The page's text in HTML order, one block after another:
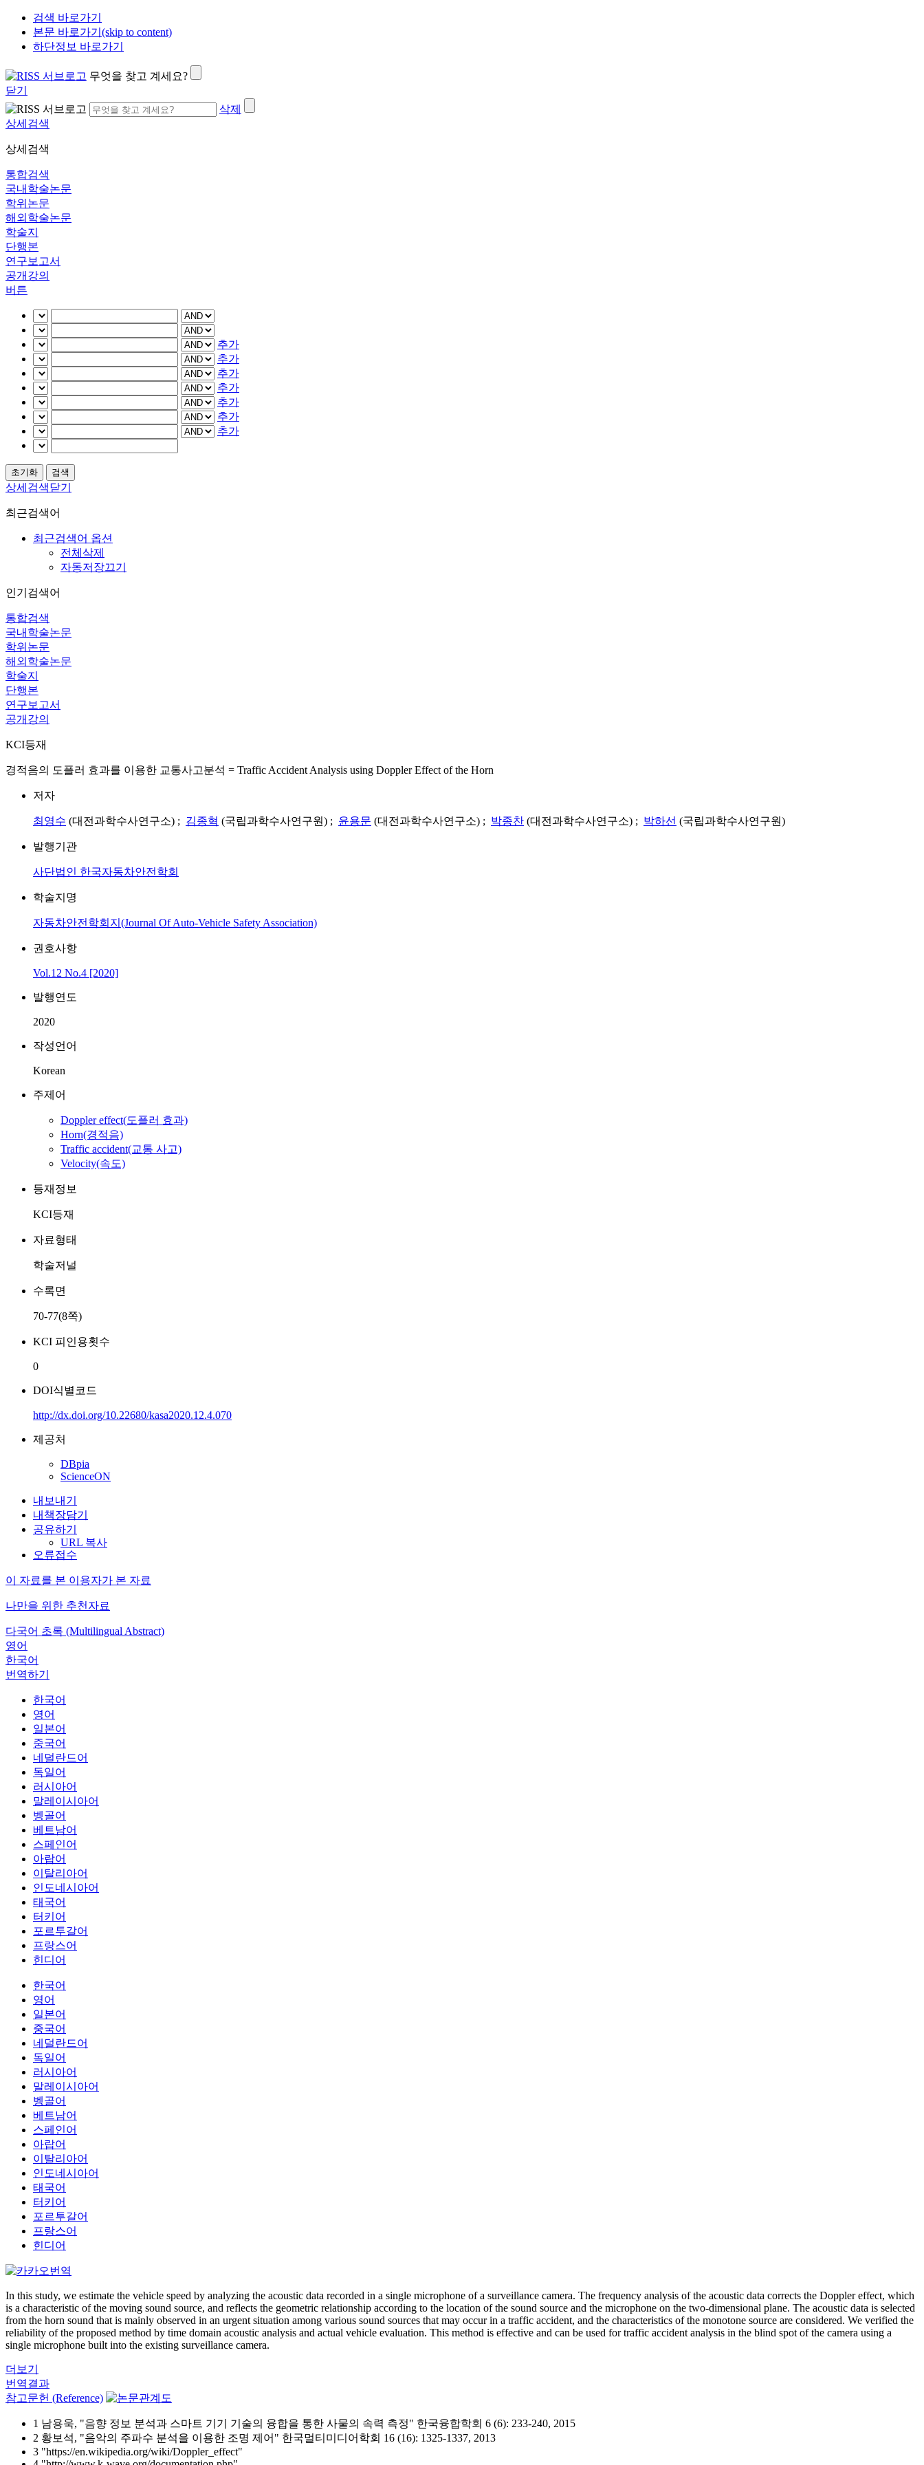
검색 바로가기
본문 바로가기(skip to content)
하단정보 바로가기
무엇을 찾고 계세요?
닫기
삭제
상세검색
상세검색
통합검색
국내학술논문
학위논문
해외학술논문
학술지
단행본
연구보고서
공개강의
버튼
추가
추가
추가
추가
추가
추가
추가
상세검색닫기
최근검색어
최근검색어 옵션
전체삭제
자동저장끄기
인기검색어
통합검색
국내학술논문
학위논문
해외학술논문
학술지
단행본
연구보고서
공개강의
KCI등재
경적음의 도플러 효과를 이용한 교통사고분석 = Traffic Accident Analysis using Doppler Effect of the Horn
저자
최영수 (대전과학수사연구소) ; 김종혁 (국립과학수사연구원) ; 윤용문 (대전과학수사연구소) ; 박종찬 (대전과학수사연구소) ; 박하선 (국립과학수사연구원)
발행기관
사단법인 한국자동차안전학회
학술지명
자동차안전학회지(Journal Of Auto-Vehicle Safety Association)
권호사항
Vol.12 No.4 [2020]
발행연도
2020
작성언어
Korean
주제어
Doppler effect(도플러 효과)
Horn(경적음)
Traffic accident(교통 사고)
Velocity(속도)
등재정보
KCI등재
자료형태
학술저널
수록면
70-77(8쪽)
KCI 피인용횟수
0
DOI식별코드
http://dx.doi.org/10.22680/kasa2020.12.4.070
제공처
DBpia
ScienceON
내보내기
내책장담기
공유하기
URL 복사
오류접수
이 자료를 본 이용자가 본 자료
나만을 위한 추천자료
다국어 초록 (Multilingual Abstract)
영어
한국어
번역하기
한국어
영어
일본어
중국어
네덜란드어
독일어
러시아어
말레이시아어
벵골어
베트남어
스페인어
아랍어
이탈리아어
인도네시아어
태국어
터키어
포르투갈어
프랑스어
힌디어
한국어
영어
일본어
중국어
네덜란드어
독일어
러시아어
말레이시아어
벵골어
베트남어
스페인어
아랍어
이탈리아어
인도네시아어
태국어
터키어
포르투갈어
프랑스어
힌디어
In this study, we estimate the vehicle speed by analyzing the acoustic data recorded in a single microphone of a surveillance camera. The frequency analysis of the acoustic data corrects the Doppler effect, which
is a characteristic of the moving sound source, and reflects the geometric relationship according to the location of the sound source and the microphone on the two-dimensional plane. The acoustic data is selected
from the horn sound that is mainly observed in an urgent situation among various sound sources that may occur in a traffic accident, and the characteristics of the monotone source are considered. We verified the
reliability of the proposed method by time domain acoustic analysis and actual vehicle evaluation. This method is effective and can be used for traffic accident analysis in the blind spot of the camera using a
single microphone built into the existing surveillance camera.
더보기
번역결과
참고문헌 (Reference)
1 남용욱, "음향 정보 분석과 스마트 기기 기술의 융합을 통한 사물의 속력 측정" 한국융합학회 6 (6): 233-240, 2015
2 황보석, "음악의 주파수 분석을 이용한 조명 제어" 한국멀티미디어학회 16 (16): 1325-1337, 2013
3 "https://en.wikipedia.org/wiki/Doppler_effect"